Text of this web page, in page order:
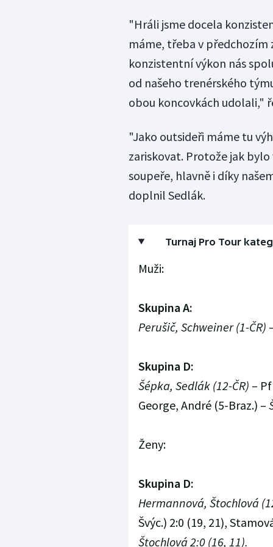
"Hráli jsme docela
máme, třeba v předchozím
konzistentní výkon nás
od našeho trenérského
obou koncovkách udolali,"
"Jako outsideři máme tu
zariskovat. Protože jak
soupeře, hlavně i díky
doplnil Sedlák.
Turnaj Pro Tour
Muži:
Skupina A:
Perušič, Schweiner (1-ČR)
Skupina D:
Šépka, Sedlák (12-ČR) –
George, André (5-Braz.) –
Ženy:
Skupina D:
Hermannová, Štochlová
Švýc.) 2:0 (19, 21),
Štochlová 2:0 (16, 11).